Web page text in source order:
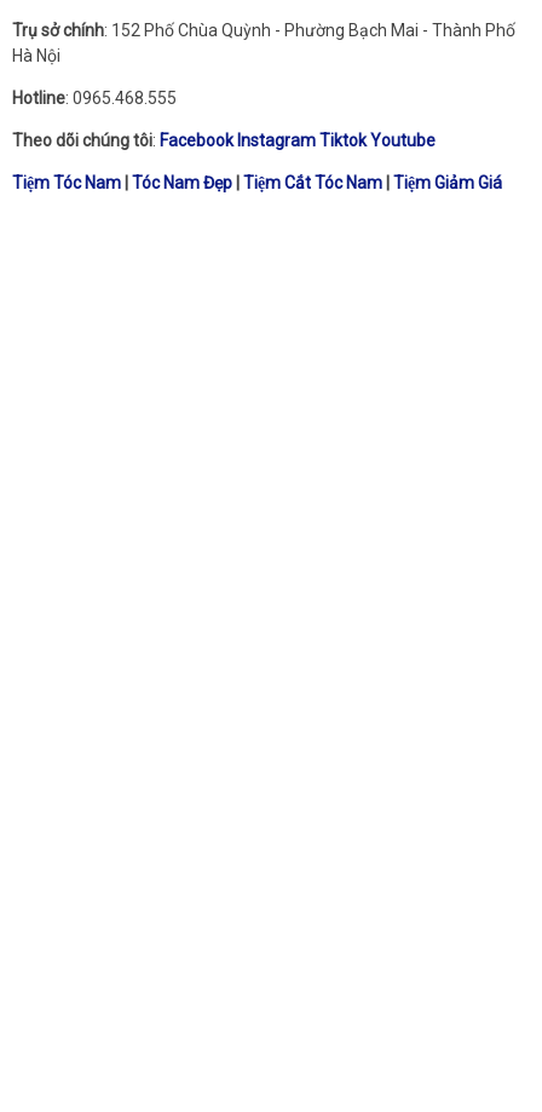
Trụ sở chính: 152 Phố Chùa Quỳnh - Phường Bạch Mai - Thành Phố
Hà Nội
Hotline: 0965.468.555
Theo dõi chúng tôi: Facebook InstagramTiktokYoutube
Tiệm Tóc Nam Tóc Nam Đẹp Tiệm Cắt Tóc Nam Tiệm Giảm Giá